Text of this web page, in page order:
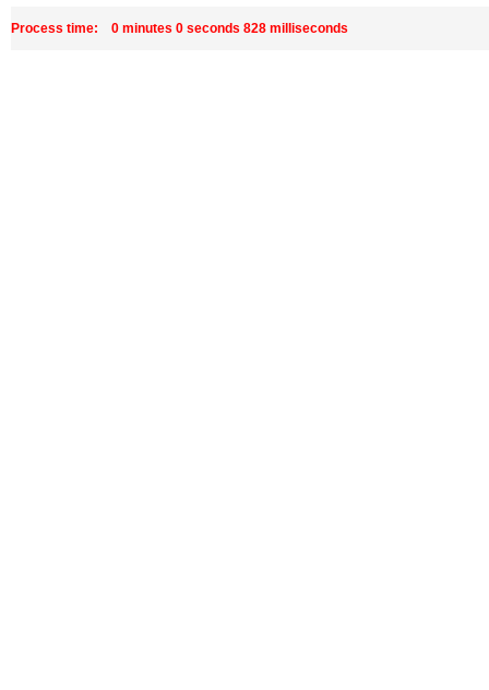
Process time: 0 minutes 0 seconds 828 milliseconds